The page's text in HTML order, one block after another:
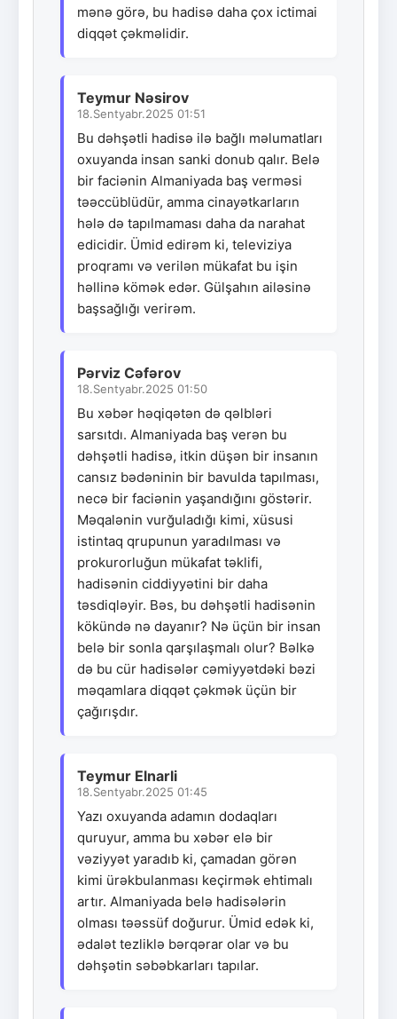
mənə görə, bu hadisə daha çox ictimai
diqqət çəkməlidir.
Teymur Nəsirov
18.Sentyabr.2025 01:51
Bu dəhşətli hadisə ilə bağlı məlumatları
oxuyanda insan sanki donub qalır. Belə
bir faciənin Almaniyada baş verməsi
təəccüblüdür, amma cinayətkarların
hələ də tapılmaması daha da narahat
edicidir. Ümid edirəm ki, televiziya
proqramı və verilən mükafat bu işin
həllinə kömək edər. Gülşahın ailəsinə
başsağlığı verirəm.
Pərviz Cəfərov
18.Sentyabr.2025 01:50
Bu xəbər həqiqətən də qəlbləri
sarsıtdı. Almaniyada baş verən bu
dəhşətli hadisə, itkin düşən bir insanın
cansız bədəninin bir bavulda tapılması,
necə bir faciənin yaşandığını göstərir.
Məqalənin vurğuladığı kimi, xüsusi
istintaq qrupunun yaradılması və
prokurorluğun mükafat təklifi,
hadisənin ciddiyyətini bir daha
təsdiqləyir. Bəs, bu dəhşətli hadisənin
kökündə nə dayanır? Nə üçün bir insan
belə bir sonla qarşılaşmalı olur? Bəlkə
də bu cür hadisələr cəmiyyətdəki bəzi
məqamlara diqqət çəkmək üçün bir
çağırışdır.
Teymur Elnarli
18.Sentyabr.2025 01:45
Yazı oxuyanda adamın dodaqları
quruyur, amma bu xəbər elə bir
vəziyyət yaradıb ki, çamadan görən
kimi ürəkbulanması keçirmək ehtimalı
artır. Almaniyada belə hadisələrin
olması təəssüf doğurur. Ümid edək ki,
ədalət tezliklə bərqərar olar və bu
dəhşətin səbəbkarları tapılar.